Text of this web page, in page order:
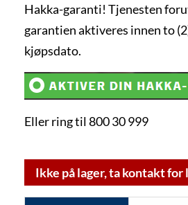
Hakka-garanti! Tjenesten
garantien aktiveres innen to
kjøpsdato.
Eller ring til 800 30 999
Ikke på lager, ta kontakt